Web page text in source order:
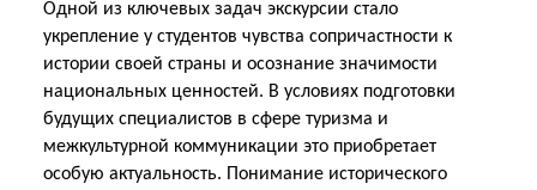
Одной из ключевых задач экскурсии стало
укрепление у студентов чувства сопричастности к
истории своей страны и осознание значимости
национальных ценностей. В условиях подготовки
будущих специалистов в сфере туризма и
межкультурной коммуникации это приобретает
особую актуальность. Понимание исторического